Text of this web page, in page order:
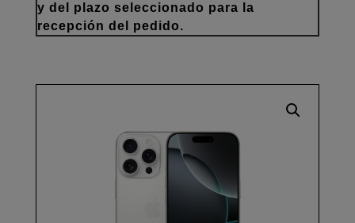
y del plazo seleccionado para la
recepción del pedido.